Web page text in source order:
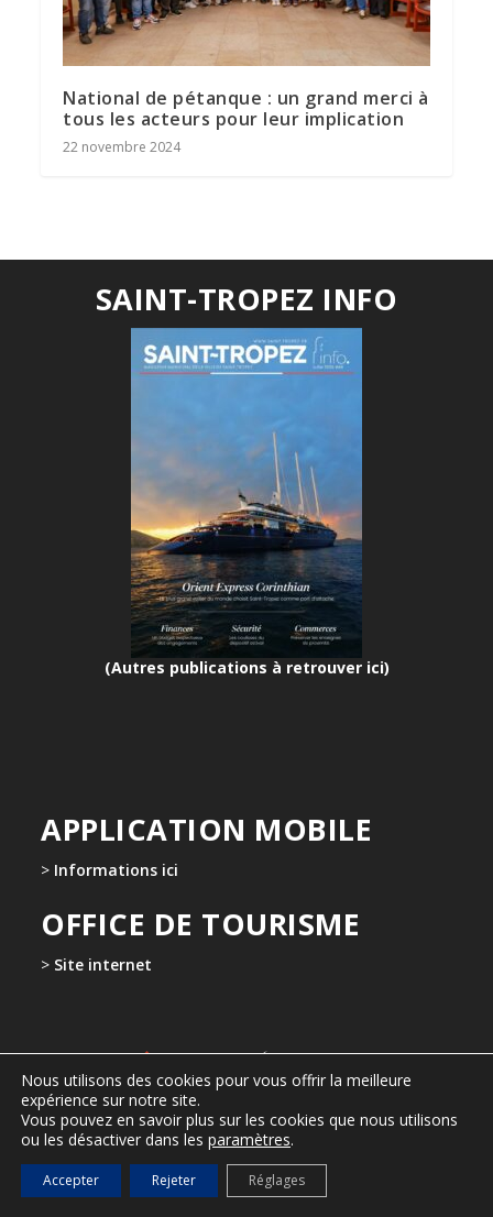
National de pétanque : un grand merci à
tous les acteurs pour leur implication
22 novembre 2024
SAINT-TROPEZ INFO
(Autres publications à retrouver ici)
APPLICATION MOBILE
> Informations ici
OFFICE DE TOURISME
> Site internet
Nous utilisons des cookies pour vous offrir la meilleure
expérience sur notre site.
Vous pouvez en savoir plus sur les cookies que nous utilisons
ou les désactiver dans les paramètres.
Accepter Rejeter Réglages